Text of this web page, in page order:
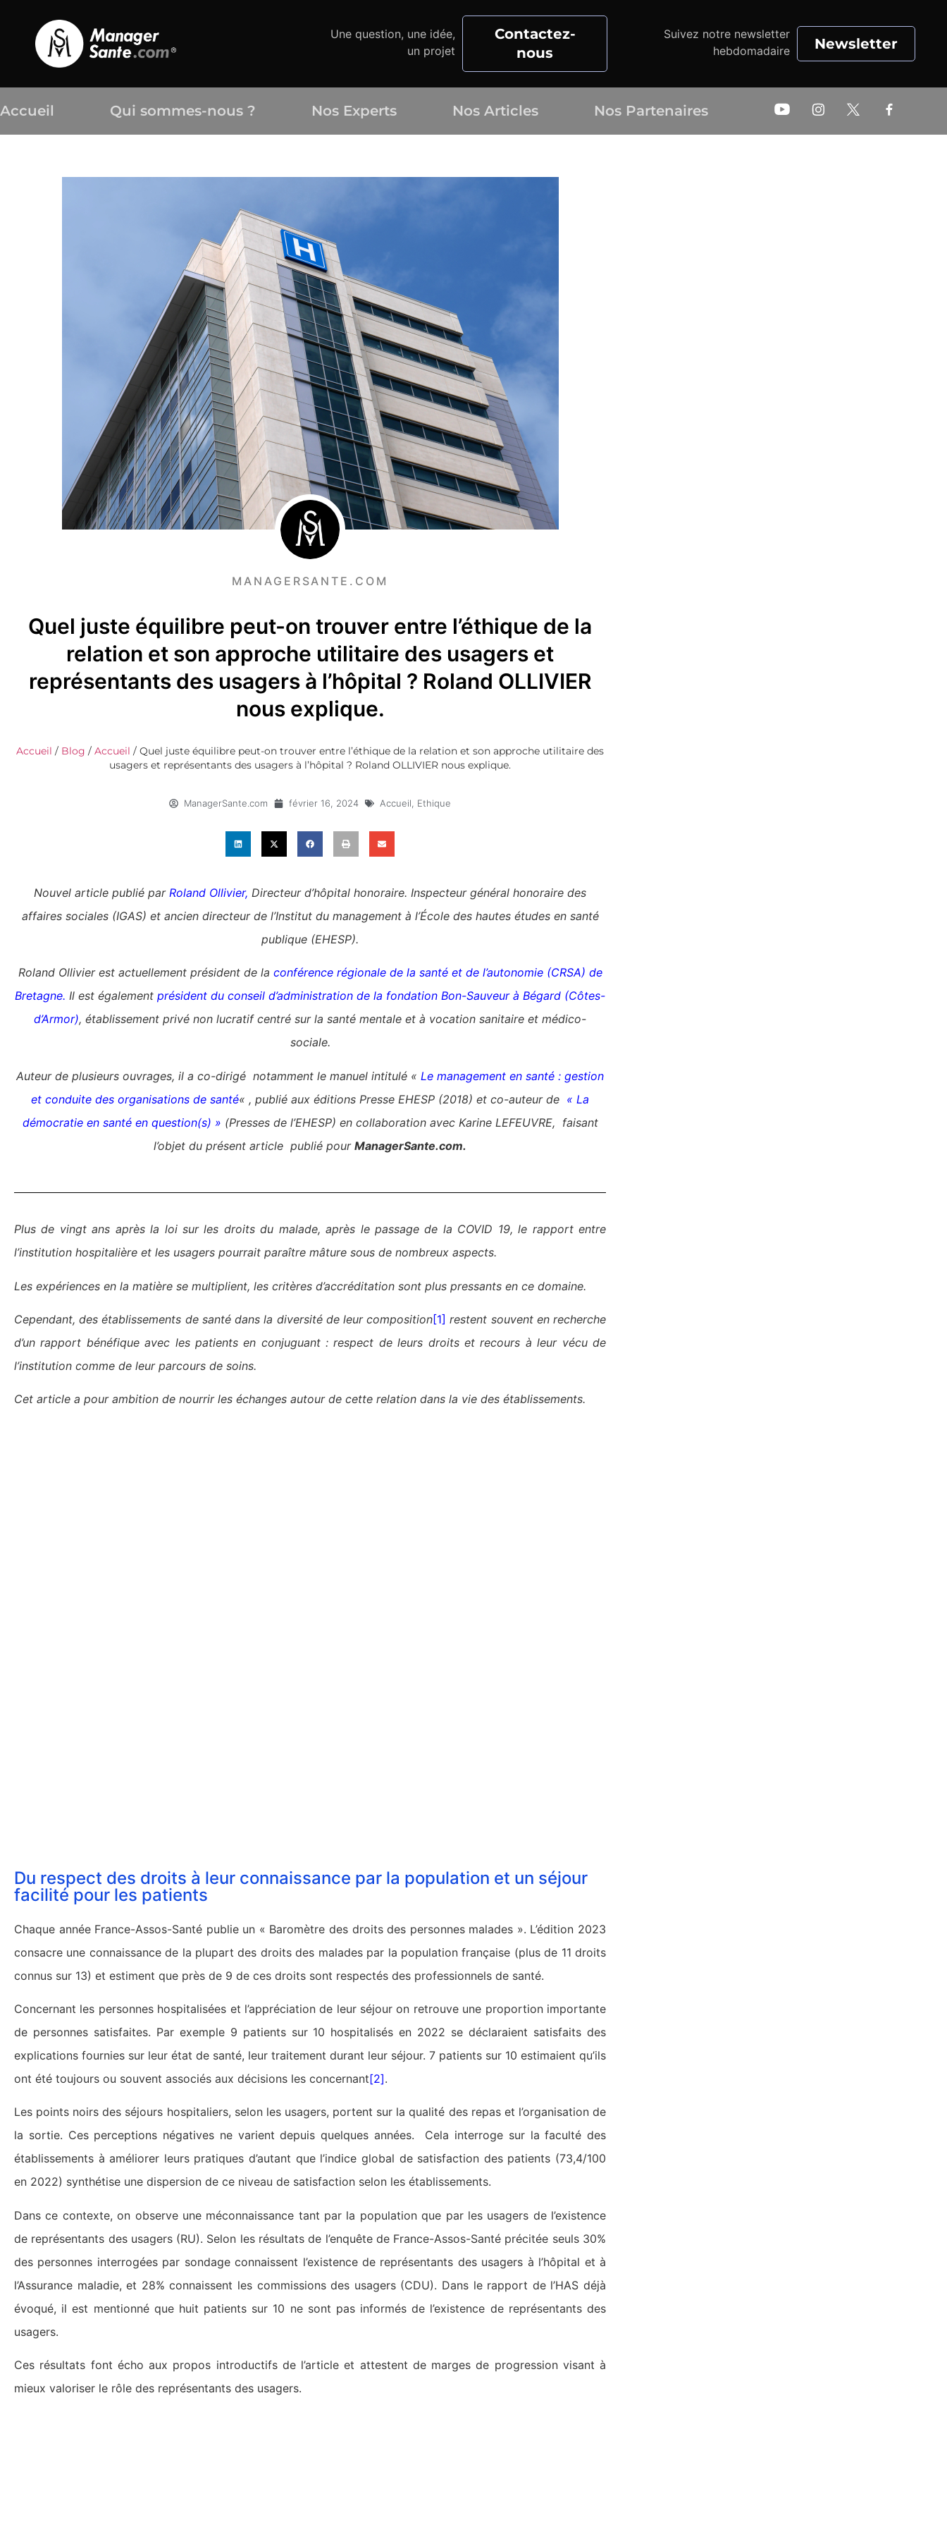
Une question, une idée,
un projet
Contactez-
nous
Suivez notre newsletter
hebdomadaire
Newsletter
Accueil Qui sommes-nous ? Nos Experts Nos Articles Nos Partenaires
MANAGERSANTE.COM
Quel juste équilibre peut-on trouver entre l’éthique de la
relation et son approche utilitaire des usagers et
représentants des usagers à l’hôpital ? Roland OLLIVIER
nous explique.
Accueil / Blog / Accueil / Quel juste équilibre peut-on trouver entre l’éthique de la relation et son approche utilitaire des
usagers et représentants des usagers à l’hôpital ? Roland OLLIVIER nous explique.
ManagerSante.com février 16, 2024 Accueil Ethique
Nouvel article publié par Roland Ollivier, Directeurd’hôpital honoraire. Inspecteur général honoraire des
affaires sociales (IGAS) et ancien directeur de l’Institut du management à l’École des hautes études en santé
publique (EHESP).
Roland Ollivier est actuellement président de la conférence régionale de la santé et de l’autonomie (CRSA) de
Bretagne. Il est également président du conseil d’administration de la fondation Bon-Sauveur à Bégard (Côtes-
d’Armor), établissement privé non lucratif centré sur la santé mentale et à vocation sanitaire et médico-
sociale.
Auteur de plusieurs ouvrages, il a co-dirigé notamment le manuel intitulé « Le management en santé : gestion
et conduite des organisations de santé« , publié aux éditions Presse EHESP (2018) et co-auteur de « La
démocratie en santé en question(s) » (Presses de l’EHESP) en collaboration avec Karine LEFEUVRE, faisant
l’objet du présent article publié pour ManagerSante.com.
Plus de vingt ans après la loi sur les droits du malade, après le passage de la COVID 19, le rapport entre
l’institution hospitalière et les usagers pourrait paraître mâture sous de nombreux aspects.
Les expériences en la matière se multiplient, les critères d’accréditation sont plus pressants en ce domaine.
Cependant, des établissements de santé dans la diversité de leur composition[1] restent souvent en recherche
d’un rapport bénéfique avec les patients en conjuguant : respect de leurs droits et recours à leur vécu de
l’institution comme de leur parcours de soins.
Cet article a pour ambition de nourrir les échanges autour de cette relation dans la vie des établissements.
Du respect des droits à leur connaissance par la population et un séjour
facilité pour les patients
Chaque année France-Assos-Santé publie un « Baromètre des droits des personnes malades ». L’édition 2023
consacre une connaissance de la plupart des droits des malades par la population française (plus de 11 droits
connus sur 13) et estiment que près de 9 de ces droits sont respectés des professionnels de santé.
Concernant les personnes hospitalisées et l’appréciation de leur séjour on retrouve une proportion importante
de personnes satisfaites. Par exemple 9 patients sur 10 hospitalisés en 2022 se déclaraient satisfaits des
explications fournies sur leur état de santé, leur traitement durant leur séjour. 7 patients sur 10 estimaient qu’ils
ont été toujours ou souvent associés aux décisions les concernant[2].
Les points noirs des séjours hospitaliers, selon les usagers, portent sur la qualité des repas et l’organisation de
la sortie. Ces perceptions négatives ne varient depuis quelques années. Cela interroge sur la faculté des
établissements à améliorer leurs pratiques d’autant que l’indice global de satisfaction des patients (73,4/100
en 2022) synthétise une dispersion de ce niveau de satisfaction selon les établissements.
Dans ce contexte, on observe une méconnaissance tant par la population que par les usagers de l’existence
de représentants des usagers (RU). Selon les résultats de l’enquête de France-Assos-Santé précitée seuls 30%
des personnes interrogées par sondage connaissent l’existence de représentants des usagers à l’hôpital et à
l’Assurance maladie, et 28% connaissent les commissions des usagers (CDU). Dans le rapport de l’HAS déjà
évoqué, il est mentionné que huit patients sur 10 ne sont pas informés de l’existence de représentants des
usagers.
Ces résultats font écho aux propos introductifs de l’article et attestent de marges de progression visant à
mieux valoriser le rôle des représentants des usagers.